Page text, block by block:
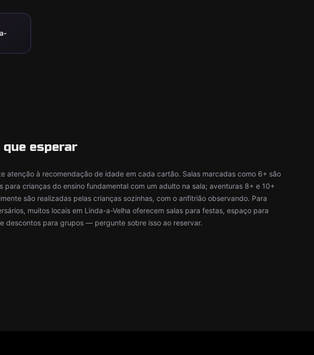
esperar
atenção à recomendação de idade em cada cartão. Salas marcadas como 6+ são
para crianças do ensino fundamental com um adulto na sala; aventuras 8+ e 10+
são realizadas pelas crianças sozinhas, com o anfitrião observando. Para
muitos locais em Linda-a-Velha oferecem salas para festas, espaço para
descontos para grupos — pergunte sobre isso ao reservar.